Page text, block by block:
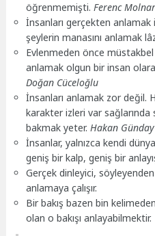
öğrenmemişti.Ferenc Molnar
İnsanları gerçekten anlamak
şeylerin manasını anlamak
Evlenmeden önce
anlamak olgun bir insan
Doğan Cüceloğlu
İnsanları anlamak zor değil.
karakter izleri var sağlarında
bakmak yeter.Hakan Günday
İnsanlar, yalnızca kendi
geniş bir kalp, geniş bir
Gerçek dinleyici,
anlamaya çalışır.
Bir bakış bazen bin
olan o bakışı anlayabilmektir.